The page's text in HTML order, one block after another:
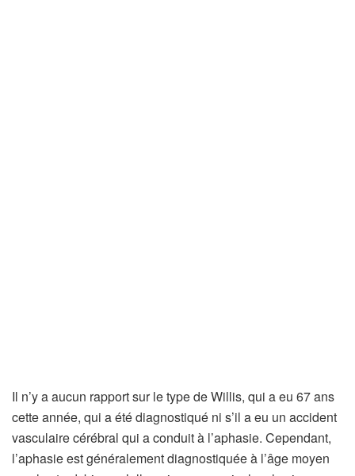
Il n’y a aucun rapport sur le type de Willis, qui a eu 67 ans
cette année, qui a été diagnostiqué ni s’il a eu un accident
vasculaire cérébral qui a conduit à l’aphasie. Cependant,
l’aphasie est généralement diagnostiquée à l’âge moyen